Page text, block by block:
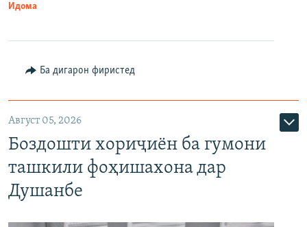
Идома
Ба дигарон фиристед
Август 05, 2026
Боздошти хориҷиён ба гумони
ташкили фоҳишахона дар
Душанбе